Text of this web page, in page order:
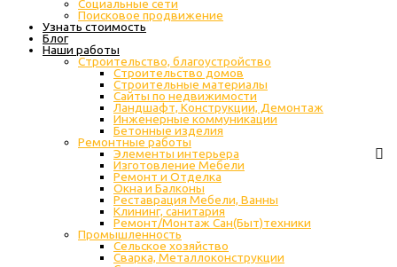
Социальные сети
Поисковое продвижение
Узнать стоимость
Блог
Наши работы
Строительство, благоустройство
Строительство домов
Строительные материалы
Сайты по недвижимости
Ландшафт, Конструкции, Демонтаж
Инженерные коммуникации
Бетонные изделия
Ремонтные работы
Элементы интерьера
Изготовление Мебели
Ремонт и Отделка
Окна и Балконы
Реставрация Мебели, Ванны
Клининг, санитария
Ремонт/Монтаж Сан(Быт)техники
Промышленность
Cельское хозяйство
Сварка, Металлоконструкции